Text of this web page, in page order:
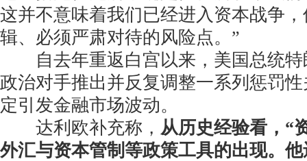
这并不意味着我们已经进入资本战争
辑、必须严肃对待的风险点。”
自去年重返白宫以来，美国总统特
政治对手推出并反复调整一系列惩罚
定引发金融市场波动。
达利欧补充称， 从历史经验看，“
外汇与资本管制等政策工具的出现。